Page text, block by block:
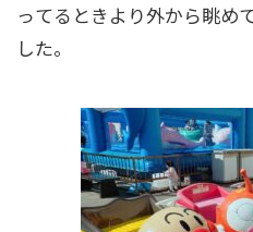
ってるときより外から眺め
した。